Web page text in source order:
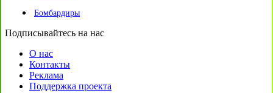
Бомбардиры
Подписывайтесь на нас
О нас
Контакты
Реклама
Поддержка проекта